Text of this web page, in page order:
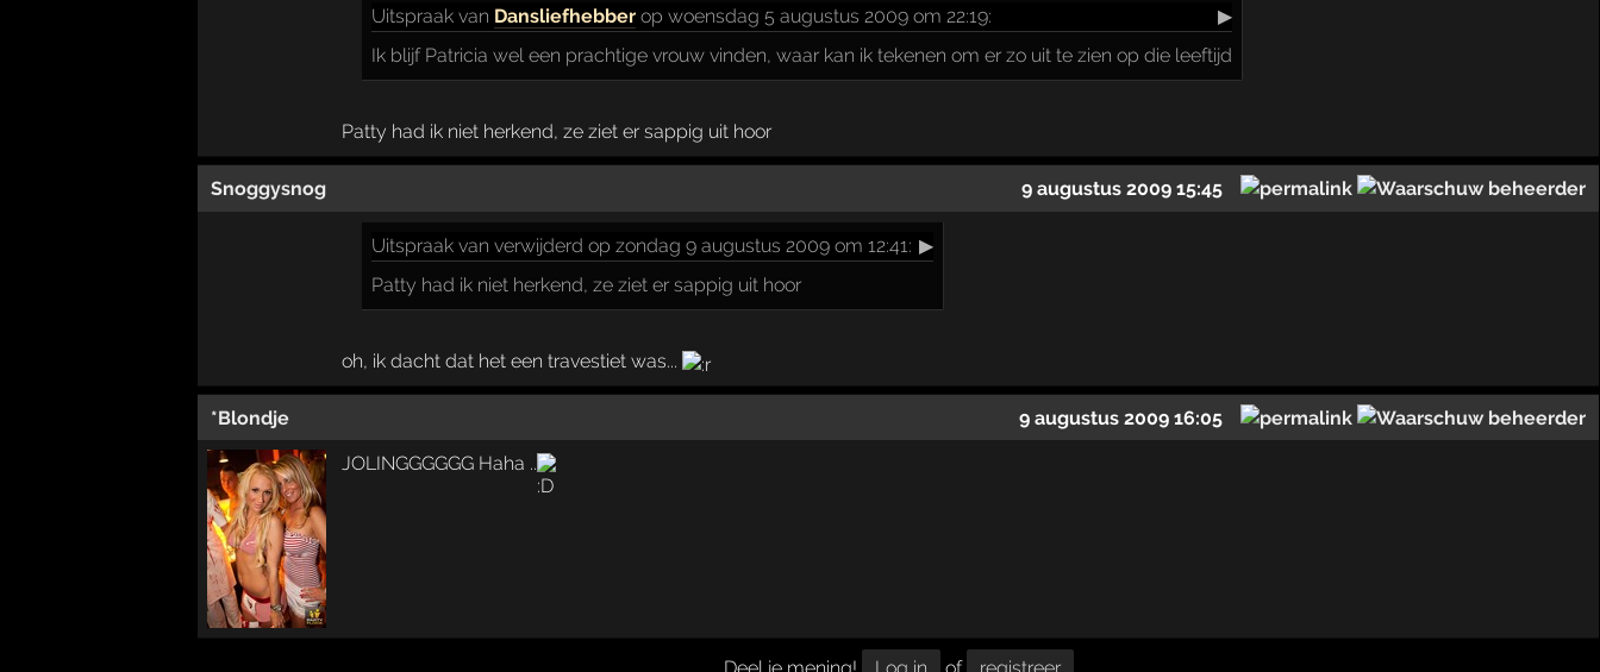
Uitspraakvan Dansliefhebberop woensdag 5 augustus 2009 om 22:19:
▶
Ik blijf Patricia wel een prachtige vrouw vinden, waar kan ik tekenen om er zo uit te zien op die leeftijd
Patty had ik niet herkend, ze ziet er sappig uit hoor
Snoggysnog 9 augustus 2009 15:45
Uitspraakvan verwijderd op zondag 9 augustus 2009 om 12:41: ▶
Patty had ik niet herkend, ze ziet er sappig uit hoor
oh, ik dacht dat het een travestiet was...
*Blondje 9 augustus 2009 16:05
JOLINGGGGGG Haha ..